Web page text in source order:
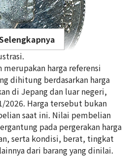
Noble Coin 1/4oz
harga referensi
dihitung berdasarkan harga
di Jepang dan luar negeri,
2026. Harga tersebut bukan
saat ini. Nilai pembelian
pada pergerakan harga
serta kondisi, berat, tingkat
dari barang yang dinilai.